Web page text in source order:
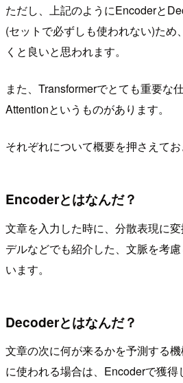
ただし、上記のようにEncoderと
(セットで必ずしも使われない)ため
くと良いと思われます。
また、Transformerでとても重要な
Attentionというものがあります。
それぞれについて概要を押さえてお
Encoderとはなんだ？
文章を入力した時に、分散表現に
デルなどでも紹介した、文脈を考
います。
Decoderとはなんだ？
文章の次に何が来るかを予測する
に使われる場合は、Encoderで獲